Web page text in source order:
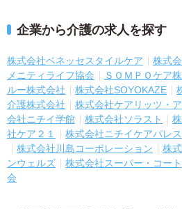
企業から介護の求人を探す
株式会社ベネッセスタイルケア 株式
メニティライフ協会
ＳＯＭＰＯケア
ルー株式会社
株式会社SOYOKAZE
介護株式会社
株式会社ケアリッツ・
会社ニチイ学館
株式会社ソラスト
社ケア２１
株式会社ニチイケアパレス
株式会社川島コーポレーション
株
ンウェルズ
株式会社スーパー・コート
会